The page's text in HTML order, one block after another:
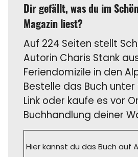
Dir gefällt, was du im
Magazin liest?
Auf 224 Seiten stellt
Autorin Charis Stank
Feriendomizile in den
Bestelle das Buch
Link oder kaufe es vor
Buchhandlung deiner
Hier kannst du das Buch auf